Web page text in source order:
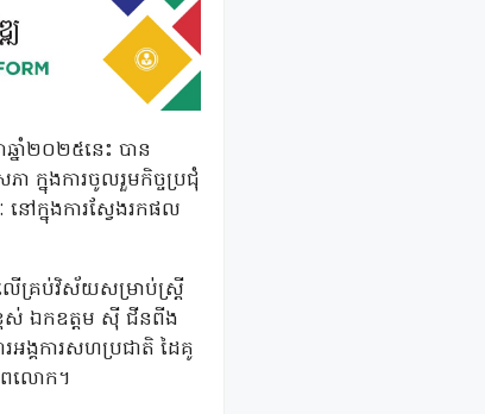
នាំ២០២៥នេះ បាន
ក្នុងការចូលរួមកិច្ចប្រជុំ
ៅក្នុងការស្វែងរកផល
ើគ្រប់វិស័យសម្រាប់ស្រ្តី
ពស់ ឯកឧត្តម ស៊ី ជីនពីង
អង្គការសហប្រជាតិ ដៃគូ
ពលោក។